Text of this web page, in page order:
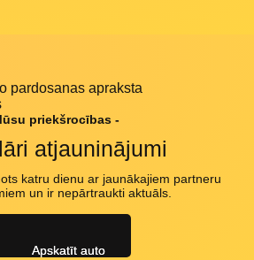
priekšrocības -
atjauninājumi
katru dienu ar jaunākajiem partneru
un ir nepārtraukti aktuāls.